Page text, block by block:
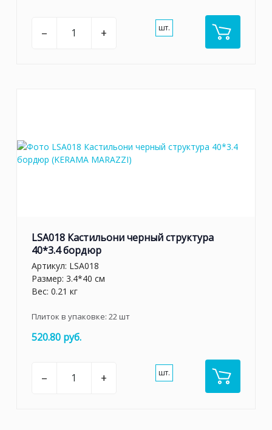
– + шт.
LSA018 Кастильони черный структура
40*3.4 бордюр
Артикул: LSA018
Размер: 3.4*40 см
Вес: 0.21 кг
Плиток в упаковке: 22шт
520.80 руб.
– + шт.